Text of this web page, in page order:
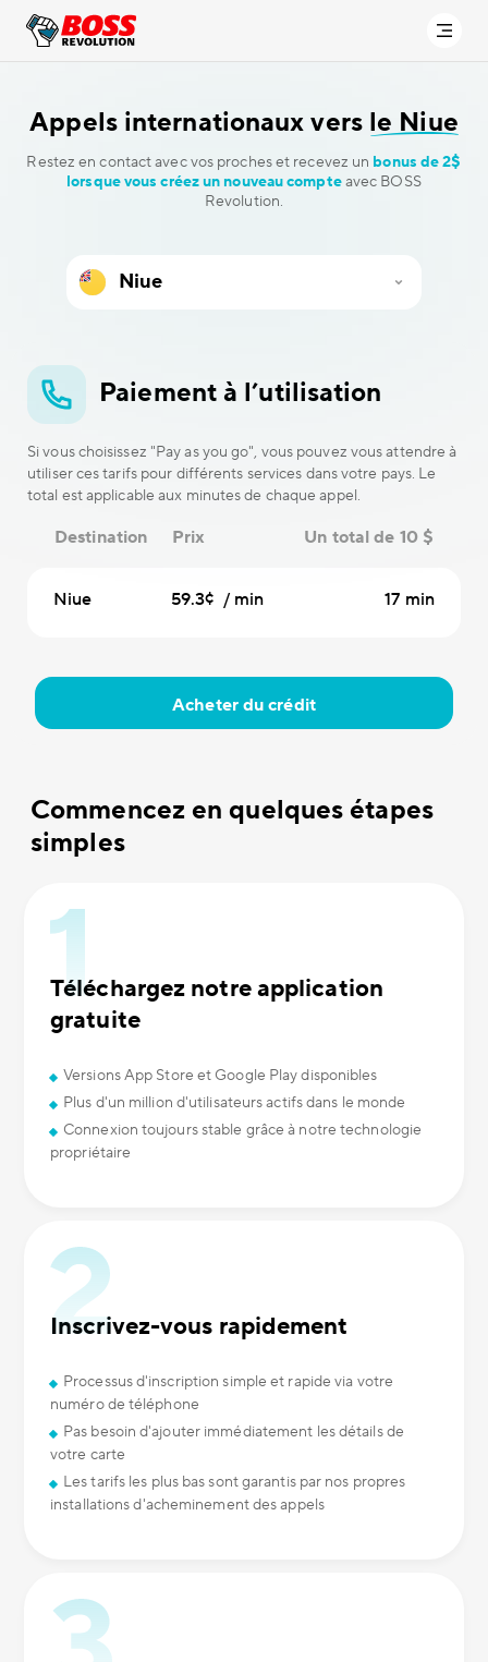
Appels internationaux vers le Niue
Restez en contact avec vos proches et recevez un bonus de 2$
lorsque vous créez un nouveau compteavec BOSS
Revolution.
Paiement à l’utilisation
Si vous choisissez "Pay as you go", vous pouvez vous attendre à
utiliser ces tarifs pour différents services dans votre pays. Le
total est applicable aux minutes de chaque appel.
Destination Prix Un total de 10 $
Niue 59.3¢ / min 17 min
Acheter du crédit
Commencez en quelques étapes
simples
Téléchargez notre application
gratuite
Versions App Store et Google Play disponibles
Plus d'un million d'utilisateurs actifs dans le monde
Connexion toujours stable grâce à notre technologie
propriétaire
Inscrivez-vous rapidement
Processus d'inscription simple et rapide via votre
numéro de téléphone
Pas besoin d'ajouter immédiatement les détails de
votre carte
Les tarifs les plus bas sont garantis par nos propres
installations d'acheminement des appels